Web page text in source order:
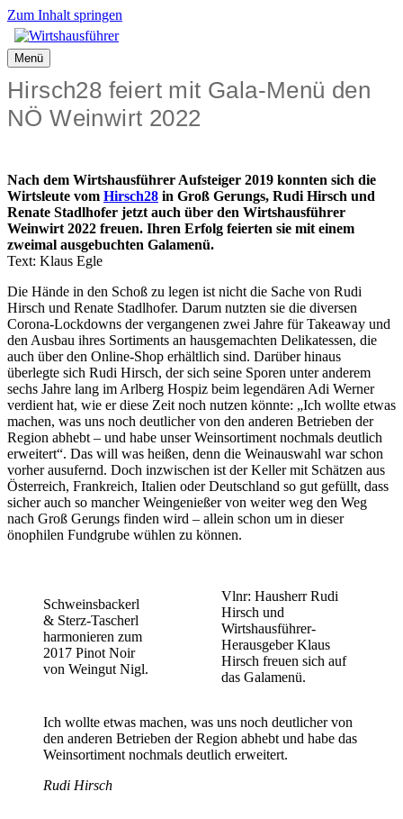
Zum Inhalt springen
Menü
Hirsch28 feiert mit Gala-Menü den
NÖ Weinwirt 2022
Nach dem Wirtshausführer Aufsteiger 2019 konnten sich die
Wirtsleute vom Hirsch28 in Groß Gerungs, Rudi Hirsch und
Renate Stadlhofer jetzt auch über den Wirtshausführer
Weinwirt 2022 freuen. Ihren Erfolg feierten sie mit einem
zweimal ausgebuchten Galamenü.
Text: Klaus Egle
Die Hände in den Schoß zu legen ist nicht die Sache von Rudi
Hirsch und Renate Stadlhofer. Darum nutzten sie die diversen
Corona-Lockdowns der vergangenen zwei Jahre für Takeaway und
den Ausbau ihres Sortiments an hausgemachten Delikatessen, die
auch über den Online-Shop erhältlich sind. Darüber hinaus
überlegte sich Rudi Hirsch, der sich seine Sporen unter anderem
sechs Jahre lang im Arlberg Hospiz beim legendären Adi Werner
verdient hat, wie er diese Zeit noch nutzen könnte: „Ich wollte etwas
machen, was uns noch deutlicher von den anderen Betrieben der
Region abhebt – und habe unser Weinsortiment nochmals deutlich
erweitert“. Das will was heißen, denn die Weinauswahl war schon
vorher ausufernd. Doch inzwischen ist der Keller mit Schätzen aus
Österreich, Frankreich, Italien oder Deutschland so gut gefüllt, dass
sicher auch so mancher Weingenießer von weiter weg den Weg
nach Groß Gerungs finden wird – allein schon um in dieser
önophilen Fundgrube wühlen zu können.
Schweinsbackerl
& Sterz-Tascherl
harmonieren zum
2017 Pinot Noir
von Weingut Nigl.
Vlnr: Hausherr Rudi
Hirsch und
Wirtshausführer-
Herausgeber Klaus
Hirsch freuen sich auf
das Galamenü.
Ich wollte etwas machen, was uns noch deutlicher von
den anderen Betrieben der Region abhebt und habe das
Weinsortiment nochmals deutlich erweitert.
Rudi Hirsch